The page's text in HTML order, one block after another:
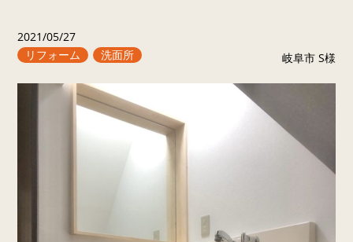
2021/05/27
リフォーム
洗面所 岐阜市 S様